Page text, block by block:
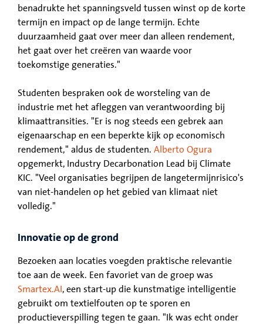
benadrukte het spanningsveld tussen winst op de korte
termijn en impact op de lange termijn. Echte
duurzaamheid gaat over meer dan alleen rendement,
het gaat over het creëren van waarde voor
toekomstige generaties."
Studenten bespraken ook de worsteling van de
industrie met het afleggen van verantwoording bij
klimaattransities. "Er is nog steeds een gebrek aan
eigenaarschap en een beperkte kijk op economisch
rendement," aldus de studenten. Alberto Ogura
opgemerkt, Industry Decarbonation Lead bij Climate
KIC. "Veel organisaties begrijpen de langetermijnrisico's
van niet-handelen op het gebied van klimaat niet
volledig."
Innovatie op de grond
Bezoeken aan locaties voegden praktische relevantie
toe aan de week. Een favoriet van de groep was
Smartex.AI, een start-up die kunstmatige intelligentie
gebruikt om textielfouten op te sporen en
productieverspilling tegen te gaan. "Ik was echt onder